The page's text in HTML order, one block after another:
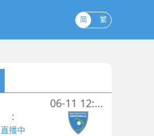
简 繁
:
直播中
06-11 12:00